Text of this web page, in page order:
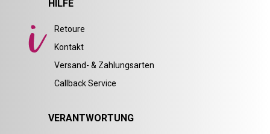
HILFE
Retoure
Kontakt
Versand- & Zahlungsarten
Callback Service
VERANTWORTUNG